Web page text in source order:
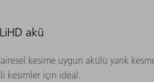
akü
kesime uygun akülü yarık
kesimler için ideal.